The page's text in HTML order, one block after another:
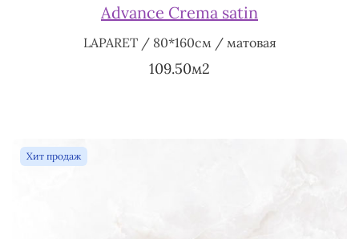
Advance Crema satin
LAPARET / 80*160см / матовая
109.50м2
Хит продаж